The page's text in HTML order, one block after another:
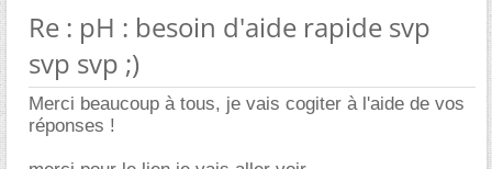
Re : pH : besoin d'aide rapide svp
svp svp ;)
Merci beaucoup à tous, je vais cogiter à l'aide de vos
réponses !